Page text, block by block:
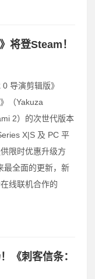
将登Steam！
导演剪辑版》
（Yakuza
2）的次世代版本
X|S 及 PC 平
限时优惠升级方
最全面的更新，新
线联机合作的
《刺客信条：